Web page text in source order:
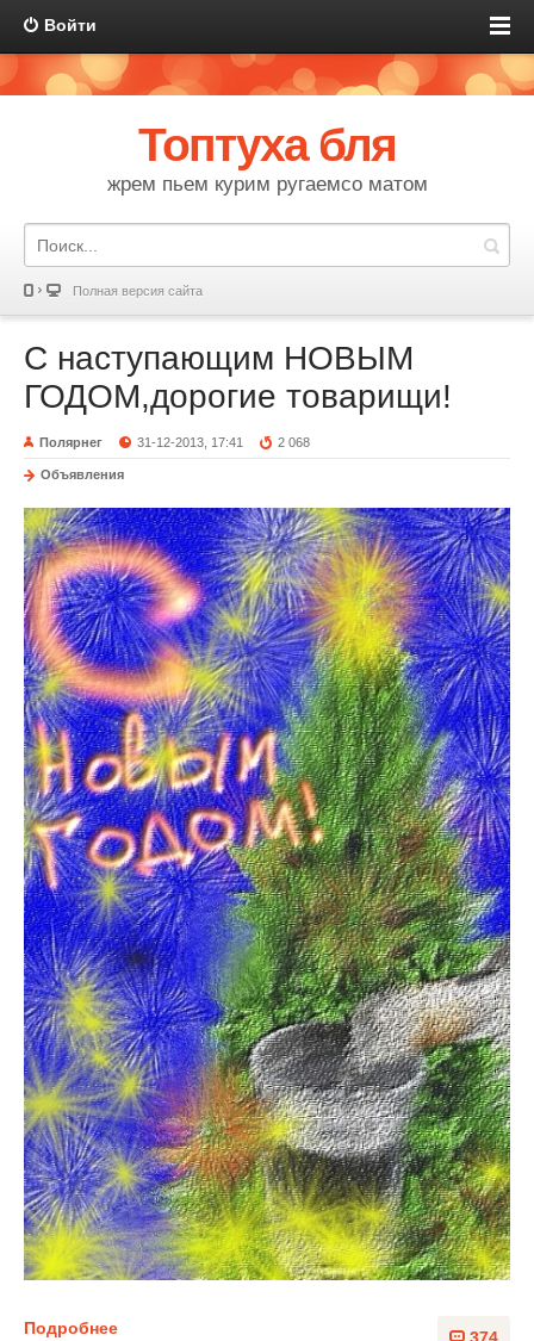
Войти
Топтуха бля
жрем пьем курим ругаемсо матом
Полная версия сайта
С наступающим НОВЫМ
ГОДОМ,дорогие товарищи!
Полярнег 31-12-2013, 17:41 2 068
Объявления
374
Подробнее